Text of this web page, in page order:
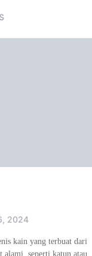
2024
kain yang terbuat dari
alami, seperti katun atau…